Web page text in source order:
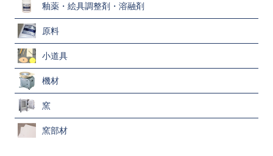
釉薬・絵具調整剤・溶融剤
原料
小道具
機材
窯
窯部材